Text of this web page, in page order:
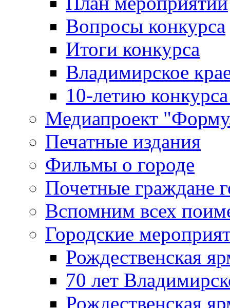
Вопросы конкурса
Итоги конкурса
Владимирское
10-летию
Медиапроект
Печатные издания
Фильмы о городе
Почетные граждане
Вспомним всех
Городские
Рождественская
70 лет
Рождественская